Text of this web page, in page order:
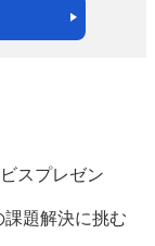
スプレゼン
題解決に挑む